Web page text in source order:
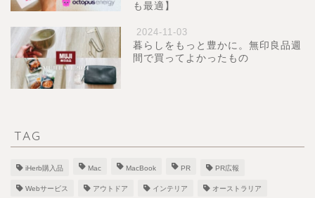
も最適】
2024-11-03
暮らしをもっと豊かに。無印良品週
間で買ってよかったもの
TAG
iHerb購入品 Mac MacBook PR PR広報
Webサービス アウトドア インテリア オーストラリア